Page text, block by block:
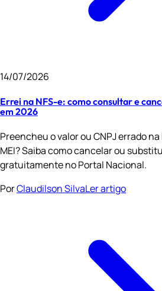
14/07/2026
Errei na NFS-e: como consultar e
em 2026
Preencheu o valor ou CNPJ errado
MEI? Saiba como cancelar ou
gratuitamente no Portal Nacional.
PorClaudilson SilvaLer artigo